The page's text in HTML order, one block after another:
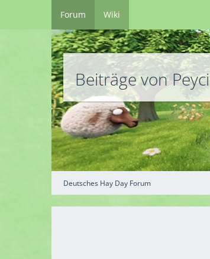
Forum Wiki
Deutsches Hay Day Forum
Beiträge von Peyci